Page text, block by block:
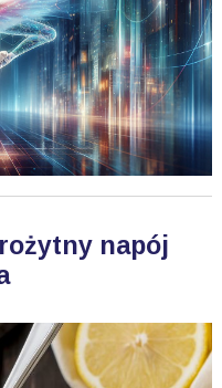
napój